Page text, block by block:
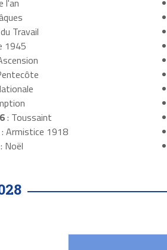
l'an
Travail
1945
: Toussaint
Armistice 1918
Noël